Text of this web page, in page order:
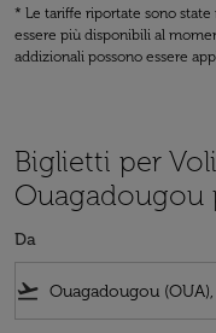
* Le tariffe riportate sono
essere più disponibili al
addizionali possono essere
Biglietti per
Ouagadougou
Da
flight_takeoff